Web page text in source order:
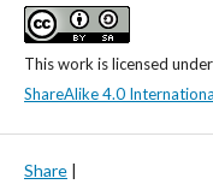
This work is licensed
ShareAlike 4.0
Share |